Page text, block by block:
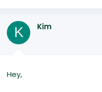
K Kim
Hey,